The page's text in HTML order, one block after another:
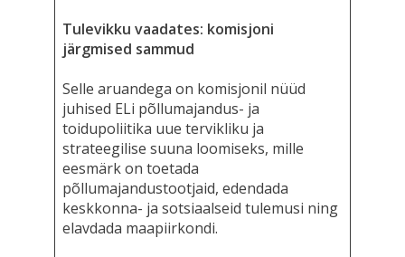
Tulevikku vaadates: komisjoni
järgmised sammud
Selle aruandega on komisjonil nüüd
juhised ELi põllumajandus- ja
toidupoliitika uue tervikliku ja
strateegilise suuna loomiseks, mille
eesmärk on toetada
põllumajandustootjaid, edendada
keskkonna- ja sotsiaalseid tulemusi ning
elavdada maapiirkondi.